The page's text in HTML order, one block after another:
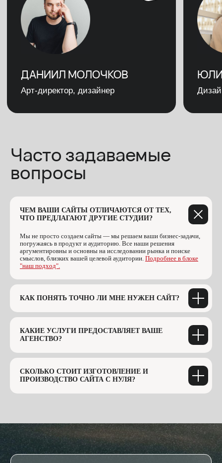
ЧЕМ ВАШИ САЙТЫ ОТЛИЧАЮТСЯ ОТ ТЕХ,
ЧТО ПРЕДЛАГАЮТ ДРУГИЕ СТУДИИ?
Мы не просто создаем сайты — мы решаем ваши бизнес-задачи,
погружаясь в продукт и аудиторию. Все наши решения
аргументировны и основны на исследовании рынка и поиске
смыслов, близких вашей целевой аудитории. Подробнее в блоке
"наш подход".
КАК ПОНЯТЬ ТОЧНО ЛИ МНЕ НУЖЕН САЙТ?
КАКИЕ УСЛУГИ ПРЕДОСТАВЛЯЕТ ВАШЕ
АГЕНСТВО?
СКОЛЬКО СТОИТ ИЗГОТОВЛЕНИЕ И
ПРОИЗВОДСТВО САЙТА С НУЛЯ?